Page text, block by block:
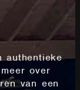
authentieke
over
van een